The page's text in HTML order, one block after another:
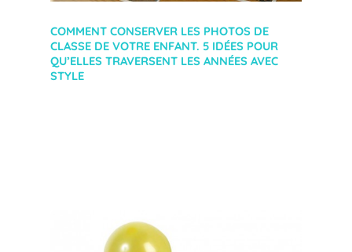
COMMENT CONSERVER LES PHOTOS DE
CLASSE DE VOTRE ENFANT. 5 IDÉES POUR
QU’ELLES TRAVERSENT LES ANNÉES AVEC
STYLE